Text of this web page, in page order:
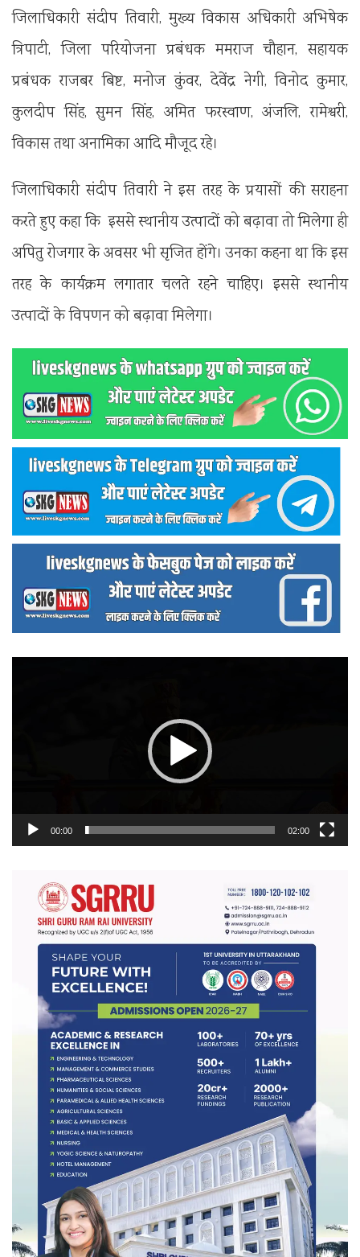
जिलाधिकारी संदीप तिवारी, मुख्य विकास अधिकारी अभिषेक
त्रिपाटी, जिला परियोजना प्रबंधक ममराज चौहान, सहायक
प्रबंधक राजबर बिष्ट, मनोज कुंवर, देवेंद्र नेगी, विनोद कुमार,
कुलदीप सिंह, सुमन सिंह, अमित फरस्वाण, अंजलि, रामेश्वरी,
विकास तथा अनामिका आदि मौजूद रहे।
जिलाधिकारी संदीप तिवारी ने इस तरह के प्रयासों की सराहना
करते हुए कहा कि इससे स्थानीय उत्पादों को बढ़ावा तो मिलेगा ही
अपितु रोजगार के अवसर भी सृजित होंगे। उनका कहना था कि इस
तरह के कार्यक्रम लगातार चलते रहने चाहिए। इससे स्थानीय
उत्पादों के विपणन को बढ़ावा मिलेगा।
00:00 02:00